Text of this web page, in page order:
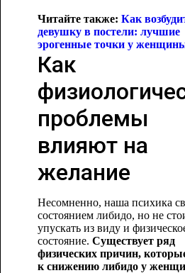
Читайте также: Как
девушку в постели: лучшие
эрогенные точки у
Как
проблемы
влияют на
желание
Несомненно, наша психика
состоянием либидо, но не
упускать из виду и
состояние. Существует ряд
физических причин,
к снижению либидо у